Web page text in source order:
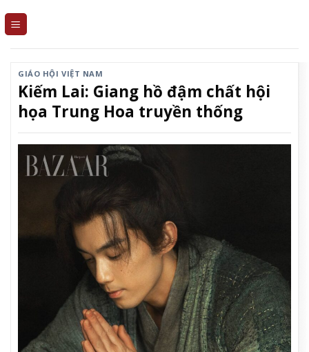
GIÁO HỘI VIỆT NAM
Kiếm Lai: Giang hồ đậm chất hội
họa Trung Hoa truyền thống